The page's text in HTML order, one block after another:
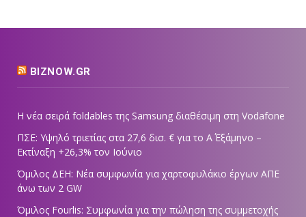
BIZNOW.GR
Η νέα σειρά foldables της Samsung διαθέσιμη στη Vodafone
ΠΣΕ: Υψηλό τριετίας στα 27,6 δισ. € για το Α΄ Εξάμηνο –
Εκτίναξη +26,3% τον Ιούνιο
Όμιλος ΔΕΗ: Νέα συμφωνία για χαρτοφυλάκιο έργων ΑΠΕ
άνω των 2 GW
Όμιλος Fourlis: Συμφωνία για την πώληση της συμμετοχής